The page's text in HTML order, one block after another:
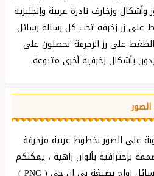
وزخارف نادرة عربية وإنجليزية
على زر زخرفة تحت كل رسالة رسائل
على رز الزخرفة تحصلون على
بأشكال زخرفية أخرى متنوعة.
على الصور بخطوط عربية مزخرفة
بإحترافية بألوان زاهية ، يمكنكم